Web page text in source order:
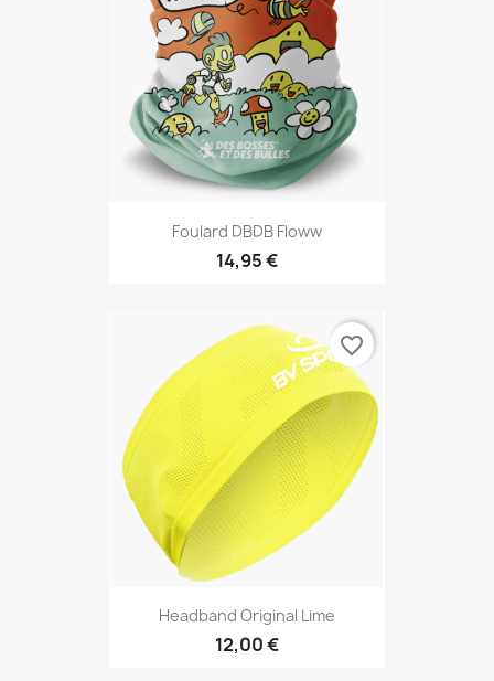
Foulard DBDB Floww
14,95 €
Headband Original Lime
12,00 €
favorite_border